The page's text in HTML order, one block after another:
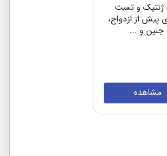
ژنتیک و تست
پیش از ازدواج،
و ...
مشاهده